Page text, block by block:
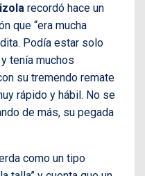
recordó hace un
que “era mucha
Podía estar solo
tenía muchos
su tremendo remate
rápido y hábil. No se
de más, su pegada
como un tipo